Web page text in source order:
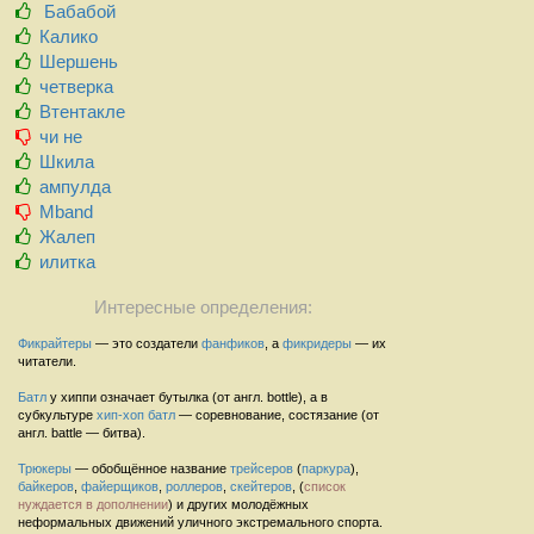
Бабабой
Калико
Шершень
четверка
Втентакле
чи не
Шкила
ампулда
Mband
Жалеп
илитка
Интересные определения:
Фикрайтеры — это создатели фанфиков , а фикридеры — их
читатели.
Батл у хиппи означает бутылка (от англ. bottle), а в
субкультуре хип-хоп батл — соревнование, состязание (от
англ. battle — битва).
Трюкеры — обобщённое название трейсеров (паркура),
байкеров файерщиков роллеров скейтеров , (список
нуждается в дополнении) и других молодёжных
неформальных движений уличного экстремального спорта.